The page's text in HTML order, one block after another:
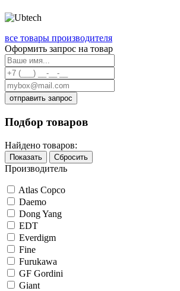
все товары производителя
Оформить запрос на товар
отправить запрос
Подбор товаров
Найдено товаров:
Показать Сбросить
Производитель
Atlas Copco
Daemo
Dong Yang
EDT
Everdigm
Fine
Furukawa
GF Gordini
Giant